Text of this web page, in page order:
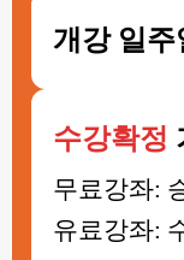
개강 일주
수강확정
무료강좌:
유료강좌: